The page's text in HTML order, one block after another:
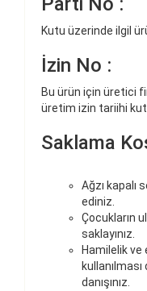
Kutu üzerinde ilgil
İzin No :
Bu ürün için üretici
üretim izin tariihi
Saklama
Ağzı kapalı
ediniz.
Çocukların
saklayınız.
Hamilelik
danışınız.